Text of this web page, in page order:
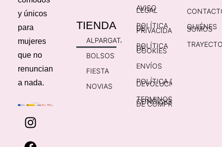
y únicos
para
mujeres
que no
renuncian
a nada.
TIENDA
ALPARGATAS
BOLSOS
FIESTA
NOVIAS
AVISO
LEGAL
POLÍTICA
DE
PRIVACIDAD
POLÍTICA
DE
COOKIES
ENVÍOS
POLÍTICA DE
DEVOLUCIONES
TERMINOS Y
CONDICIONES
DE COMPRA
QUIÉNES
SOMOS